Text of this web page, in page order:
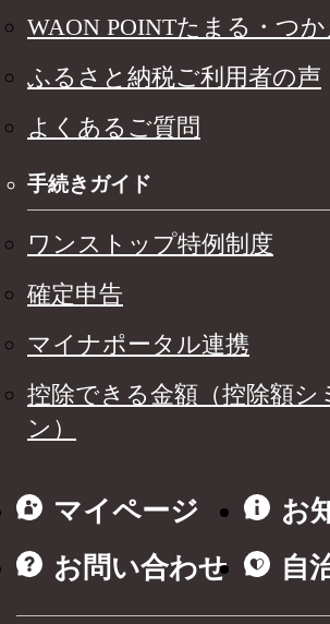
WAON POINTたまる・つか
ふるさと納税ご利用者の声
よくあるご質問
手続きガイド
ワンストップ特例制度
確定申告
マイナポータル連携
控除できる金額（控除額シ
ン）
マイページ
お
お問い合わせ
自